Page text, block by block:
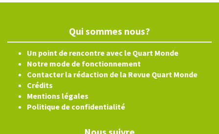
Qui sommes nous?
Un point de rencontre avec le Quart Monde
Notre mode de fonctionnement
Contacter la rédaction de la Revue Quart Monde
Crédits
Mentions légales
Politique de confidentialité